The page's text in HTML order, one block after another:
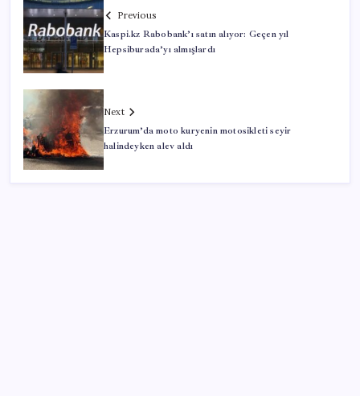
Previous
Kaspi.kz Rabobank’ı satın alıyor: Geçen yıl
Hepsiburada’yı almışlardı
Next
Erzurum’da moto kuryenin motosikleti seyir
halindeyken alev aldı